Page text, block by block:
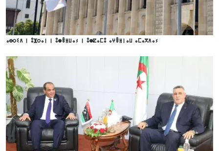
ⴰⴱⵔⵉⴷ ⵏ ⵓⴼⵔⴰⵏ ⵏ ⵓⵙⴻⵍⵡⴰⵢ ⵏ ⵓⵙⵇⴰⵎⵓ ⴰⵖⴻⵍⵏⴰⵡ ⴰⵎⴰⴳⴷⴰⵢ